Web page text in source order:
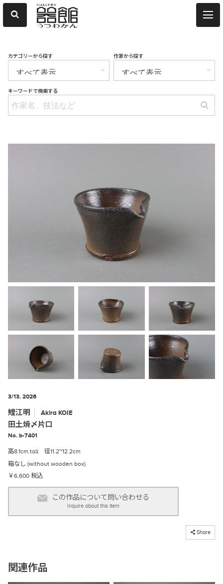
カテゴリーから探す 作家から探す
キーワードで検索する
3/13. 2026
鯉江明 Akira KOIE
田土焼〆片口
No. b-7401
高8.1cm.tall 径11.2~12.2cm
箱なし (without wooden box)
￥6,600 税込
この作品について問い合わせる
Inquire about this item
Share
コピーしました
関連作品